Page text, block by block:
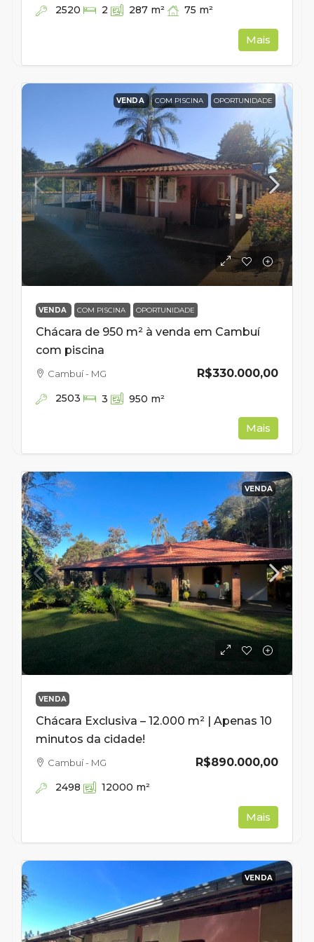
2520 2 287 m² 75 m²
Mais
VENDA COM PISCINA OPORTUNIDADE
VENDA COM PISCINA OPORTUNIDADE
Chácara de 950 m² à venda em Cambuí
com piscina
R$330.000,00
Cambuí - MG
2503 3 950 m²
Mais
VENDA
VENDA
Chácara Exclusiva – 12.000 m² | Apenas 10
minutos da cidade!
R$890.000,00
Cambuí - MG
2498 12000 m²
Mais
VENDA